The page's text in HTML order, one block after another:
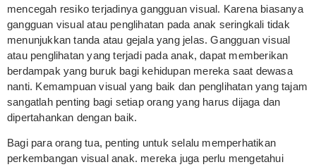
mencegah resiko terjadinya gangguan visual. Karena biasanya
gangguan visual atau penglihatan pada anak seringkali tidak
menunjukkan tanda atau gejala yang jelas. Gangguan visual
atau penglihatan yang terjadi pada anak, dapat memberikan
berdampak yang buruk bagi kehidupan mereka saat dewasa
nanti. Kemampuan visual yang baik dan penglihatan yang tajam
sangatlah penting bagi setiap orang yang harus dijaga dan
dipertahankan dengan baik.
Bagi para orang tua, penting untuk selalu memperhatikan
perkembangan visual anak. mereka juga perlu mengetahui